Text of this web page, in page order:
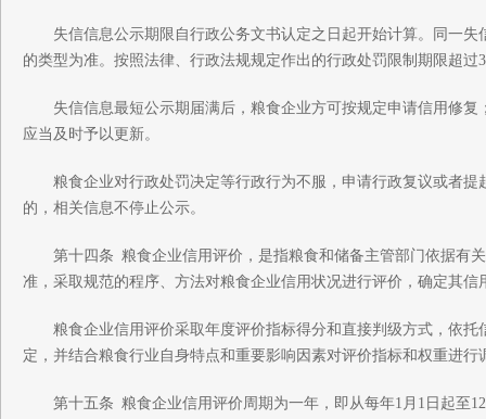
失信信息公示期限自行政公务文书认定之日起开始计算。同一失
的类型为准。按照法律、行政法规规定作出的行政处罚限制期限超
失信信息最短公示期届满后，粮食企业方可按规定申请信用修复
应当及时予以更新。
粮食企业对行政处罚决定等行政行为不服，申请行政复议或者提
的，相关信息不停止公示。
第十四条 粮食企业信用评价，是指粮食和储备主管部门依据有关
准，采取规范的程序、方法对粮食企业信用状况进行评价，确定其信
粮食企业信用评价采取年度评价指标得分和直接判级方式，依托
定，并结合粮食行业自身特点和重要影响因素对评价指标和权重进
第十五条 粮食企业信用评价周期为一年，即从每年1月1日起至